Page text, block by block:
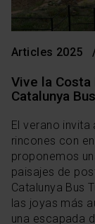
Articles 2025
Vive la Costa
Catalunya
El verano
rincones con
proponemos
paisajes de
Catalunya Bus
las joyas más
una escapada